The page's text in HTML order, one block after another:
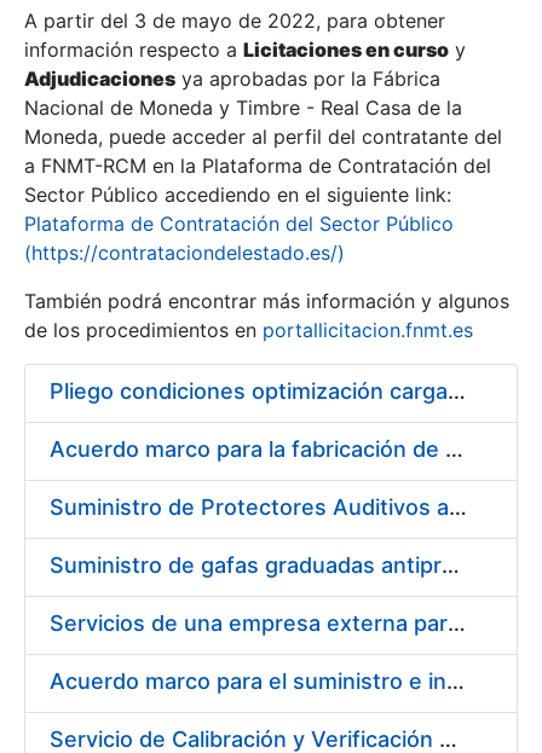
Show/Hide
Show/Hide
Show/Hide
A partir del 3 de mayo de 2022, para obtener
información respecto a Licitaciones en curso y
Adjudicaciones ya aprobadas por la Fábrica
Nacional de Moneda y Timbre - Real Casa de la
Moneda, puede acceder al perfil del contratante del
a FNMT-RCM en la Plataforma de Contratación del
Sector Público accediendo en el siguiente link:
Plataforma de Contratación del Sector Público
(https://contrataciondelestado.es/)
También podrá encontrar más información y algunos
de los procedimientos en portallicitacion.fnmt.es
Pliego condiciones optimización cargas compras firmado
Acuerdo marco para la fabricación de piezas
Suministro de Protectores Auditivos a medida para las personas trabajadoras de los Centros de Trabajo de Madrid y Burgos
Suministro de gafas graduadas antiproyecciones para los trabajadores de la FNMT-RCM en los centros de trabajo de Madrid y Burgos
Servicios de una empresa externa para el asesoramiento y resolución de los recursos de alzada que se presentan relacionados con procesos de selección para la FNMT-RCM
Acuerdo marco para el suministro e instalación de persianas, estores y otros complementos
Servicio de Calibración y Verificación Externa de los Equipos de Medición del Servicio de Prevención de la FNMT-RCM